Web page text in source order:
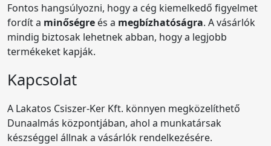
Fontos hangsúlyozni, hogy a cég kiemelkedő figyelmet
fordít a minőségre és a megbízhatóságra. A vásárlók
mindig biztosak lehetnek abban, hogy a legjobb
termékeket kapják.
Kapcsolat
A Lakatos Csiszer-Ker Kft. könnyen megközelíthető
Dunaalmás központjában, ahol a munkatársak
készséggel állnak a vásárlók rendelkezésére.